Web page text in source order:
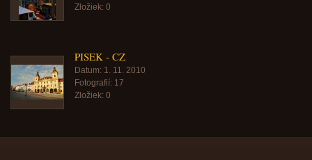
Zložiek: 0
PISEK - CZ
Datum: 1. 11. 2010
Fotografií: 17
Zložiek: 0